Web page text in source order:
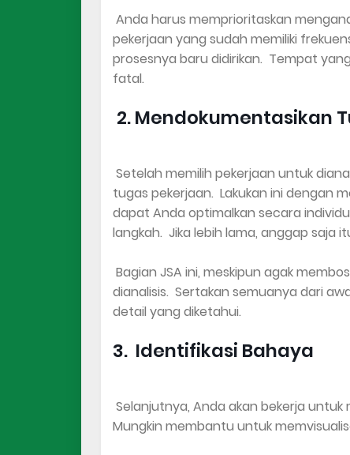
Anda harus memprioritaskan
pekerjaan yang sudah memiliki
prosesnya baru didirikan. Tempat
fatal.
2. Mendokumentasikan
Setelah memilih pekerjaan untuk
tugas pekerjaan. Lakukan ini dengan
dapat Anda optimalkan secara
langkah. Jika lebih lama, anggap saja
Bagian JSA ini, meskipun agak
dianalisis. Sertakan semuanya dari
detail yang diketahui.
3. Identifikasi Bahaya
Selanjutnya, Anda akan bekerja
Mungkin membantu untuk